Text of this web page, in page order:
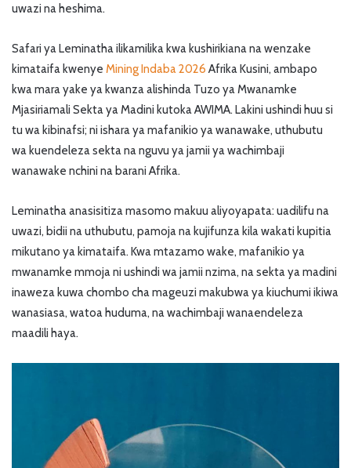
uwazi na heshima.
Safari ya Leminatha ilikamilika kwa kushirikiana na wenzake
kimataifa kwenye Mining Indaba 2026 Afrika Kusini, ambapo
kwa mara yake ya kwanza alishinda Tuzo ya Mwanamke
Mjasiriamali Sekta ya Madini kutoka AWIMA. Lakini ushindi huu si
tu wa kibinafsi; ni ishara ya mafanikio ya wanawake, uthubutu
wa kuendeleza sekta na nguvu ya jamii ya wachimbaji
wanawake nchini na barani Afrika.
Leminatha anasisitiza masomo makuu aliyoyapata: uadilifu na
uwazi, bidii na uthubutu, pamoja na kujifunza kila wakati kupitia
mikutano ya kimataifa. Kwa mtazamo wake, mafanikio ya
mwanamke mmoja ni ushindi wa jamii nzima, na sekta ya madini
inaweza kuwa chombo cha mageuzi makubwa ya kiuchumi ikiwa
wanasiasa, watoa huduma, na wachimbaji wanaendeleza
maadili haya.